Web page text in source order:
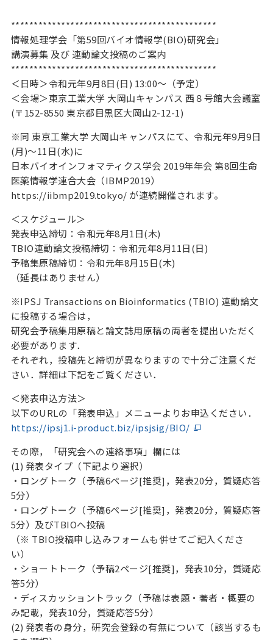
*********************************************
情報処理学会「第59回バイオ情報学(BIO)研究会」
講演募集 及び 連動論文投稿のご案内
*********************************************
＜日時＞令和元年9月8日(日) 13:00～（予定）
＜会場＞東京工業大学 大岡山キャンパス 西８号館大会議室
(〒152-8550 東京都目黒区大岡山2-12-1)
※同 東京工業大学 大岡山キャンパスにて、令和元年9月9日
(月)～11日(水)に
日本バイオインフォマティクス学会 2019年年会 第8回生命
医薬情報学連合大会（IBMP2019）
https://iibmp2019.tokyo/ が連続開催されます。
＜スケジュール＞
発表申込締切：令和元年8月1日(木)
TBIO連動論文投稿締切：令和元年8月11日(日)
予稿集原稿締切：令和元年8月15日(木)
（延長はありません）
※IPSJ Transactions on Bioinformatics (TBIO) 連動論文
に投稿する場合は，
研究会予稿集用原稿と論文誌用原稿の両者を提出いただく
必要があります．
それぞれ，投稿先と締切が異なりますので十分ご注意くだ
さい．詳細は下記をご覧ください．
＜発表申込方法＞
以下のURLの「発表申込」メニューよりお申込ください．
https://ipsj1.i-product.biz/ipsjsig/BIO/
その際，「研究会への連絡事項」欄には
(1) 発表タイプ（下記より選択）
・ロングトーク（予稿6ページ[推奨]，発表20分，質疑応答
5分）
・ロングトーク（予稿6ページ[推奨]，発表20分，質疑応答
5分）及びTBIOへ投稿
（※ TBIO投稿申し込みフォームも併せてご記入くださ
い）
・ショートトーク（予稿2ページ[推奨]，発表10分，質疑応
答5分）
・ディスカッショントラック（予稿は表題・著者・概要の
み記載，発表10分，質疑応答5分）
(2) 発表者の身分，研究会登録の有無について（該当するも